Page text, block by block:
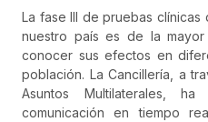
La fase III de pruebas
nuestro país es de la
conocer sus efectos en
población. La Cancillería, a
Asuntos Multilaterales,
comunicación en tiempo